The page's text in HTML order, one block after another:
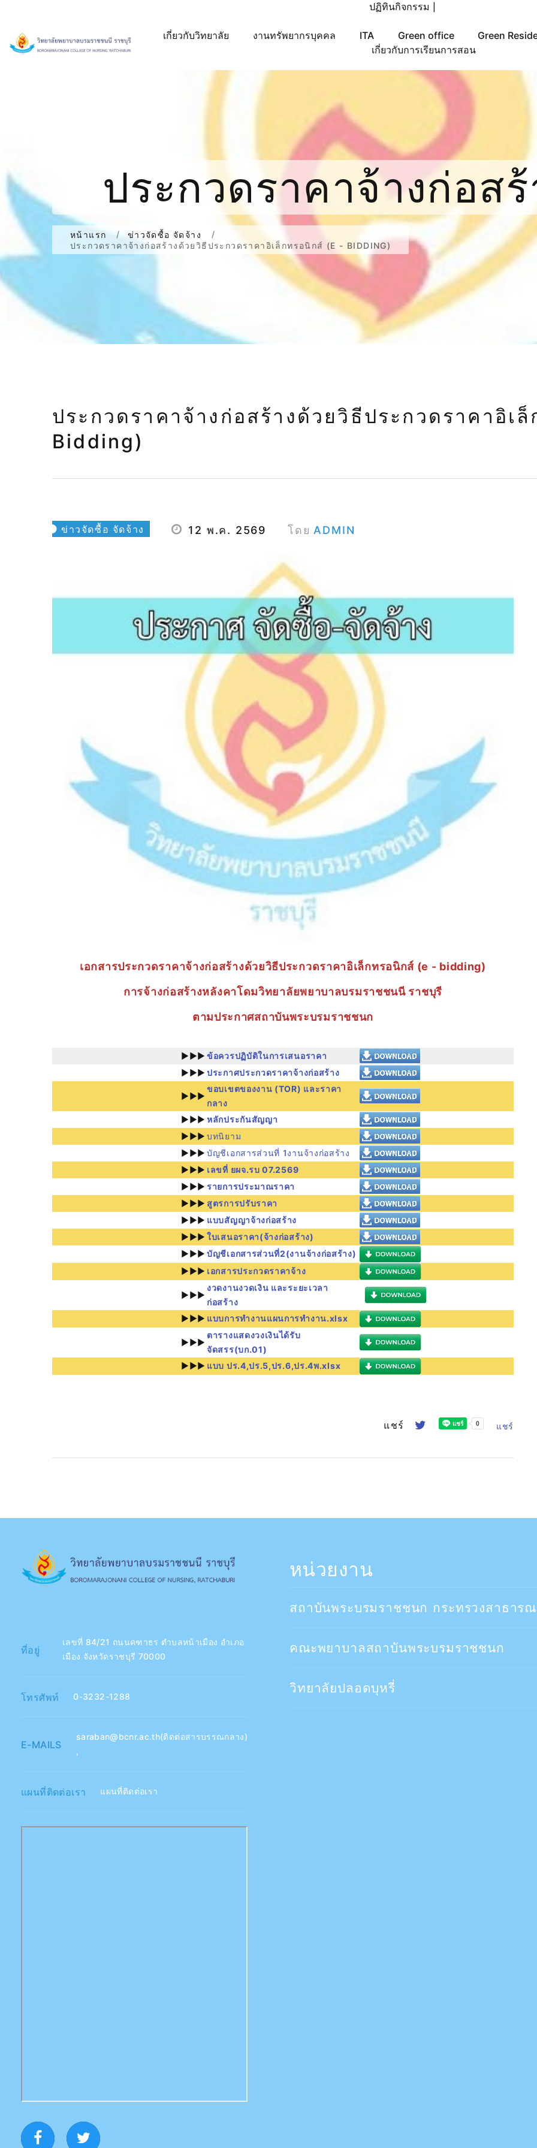
ปฏิทินกิจกรรม
เกี่ยวกับวิทยาลัย งานทรัพยากรบุคคล ITA Green office
Green
เกี่ยวกับการเรียนการสอน
ประกวดราคาจ้างก่อส
ประกวดราคาอิเล็กทร
Bidding)
หน้าแรก
ข่าวจัดซื้อ จัดจ้าง
ประกวดราคาจ้างก่อสร้างด้วยวิธีประกวดราคาอิเล็กทรอนิกส์ (E - BIDDING)
ประกวดราคาจ้างก่อสร้างด้วยวิธีประกวดราคาอิเ
Bidding)
ข่าวจัดซื้อ จัดจ้าง 12 พ.ค. 2569 โดย ADMIN
เอกสารประกวดราคาจ้างก่อสร้างด้วยวิธีประกวดราคาอิเล็กทรอนิกส์ (e - bidding)
การจ้างก่อสร้างหลังคาโดมวิทยาลัยพยาบาลบรมราชชนนี ราชบุรี
ตามประกาศสถาบันพระบรมราชชนก
►►► ข้อควรปฏิบัติในการเสนอราคา
►►► ประกาศประกวดราคาจ้างก่อสร้าง
►►►
ขอบเขตของงาน (TOR) และราคา
กลาง
►►► หลักประกันสัญญา
►►► บทนิยาม
►►► บัญชีเอกสารส่วนที่ 1งานจ้างก่อสร้าง
►►► เลขที่ ยผจ.รบ 07.2569
►►► รายการประมาณราคา
►►► สูตรการปรับราคา
►►► แบบสัญญาจ้างก่อสร้าง
►►► ใบเสนอราคา(จ้างก่อสร้าง)
►►► บัญชีเอกสารส่วนที่2(งานจ้างก่อสร้าง)
►►► เอกสารประกวดราคาจ้าง
►►►
งวดงานงวดเงิน และระยะเวลา
ก่อสร้าง
►►► แบบการทำงานแผนการทำงาน.xlsx
►►►
ตารางแสดงวงเงินได้รับ
จัดสรร(บก.01)
►►► แบบ ปร.4,ปร.5,ปร.6,ปร.4พ.xlsx
แชร์ แชร์
ที่อยู่
เลขที่ 84/21 ถนนคฑาธร ตำบลหน้าเมือง อำเภอ
เมือง จังหวัดราชบุรี 70000
โทรศัพท์ 0-3232-1288
E-MAILS
saraban@bcnr.ac.th(ติดต่อสารบรรณกลาง)
,
แผนที่ติดต่อเรา แผนที่ติดต่อเรา
หน่วยงาน
สถาบันพระบรมราชชนก กระทรวงสาธาร
คณะพยาบาลสถาบันพระบรมราชชนก
วิทยาลัยปลอดบุหรี่